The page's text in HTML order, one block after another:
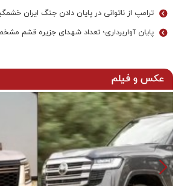
ترامپ از ناتوانی در پایان دادن جنگ ایران
پایان آواربرداری؛ تعداد شهدای جزیره قشم
عکس و فیلم